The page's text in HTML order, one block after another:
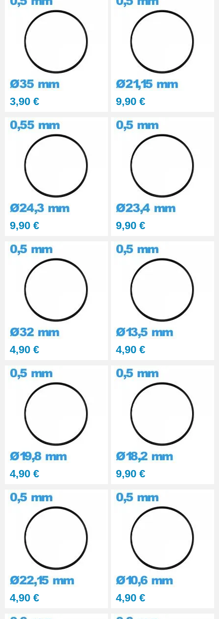
3,90 € 9,90 €
9,90 € 9,90 €
4,90 € 4,90 €
4,90 € 9,90 €
4,90 € 4,90 €